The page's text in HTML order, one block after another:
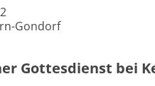
Gondorf
Gottesdienst bei